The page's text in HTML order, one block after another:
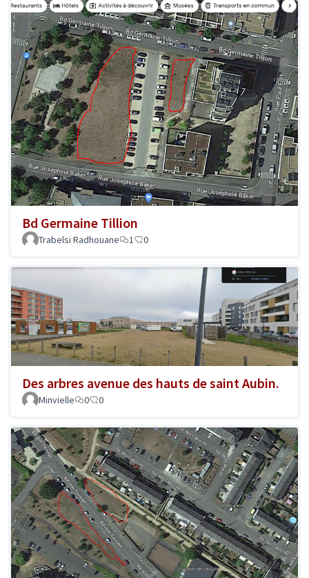
Bd Germaine Tillion
Trabelsi Radhouane 1 0
Des arbres avenue des hauts de saint Aubin.
Minvielle 0 0